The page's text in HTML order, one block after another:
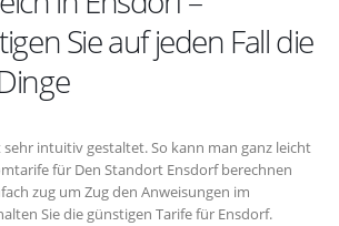
Sie auf jeden Fall die
sehr intuitiv gestaltet. So kann man ganz leicht
für Den Standort Ensdorf berechnen
zug um Zug den Anweisungen im
Sie die günstigen Tarife für Ensdorf.